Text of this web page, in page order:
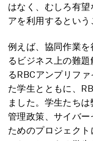
はなく、むしろ有
アを利用するという
例えば、協同作業を
るビジネス上の難
るRBCアンプリフ
た学生とともに、
ました。学生たち
管理政策、サイバ
ためのプロジェク